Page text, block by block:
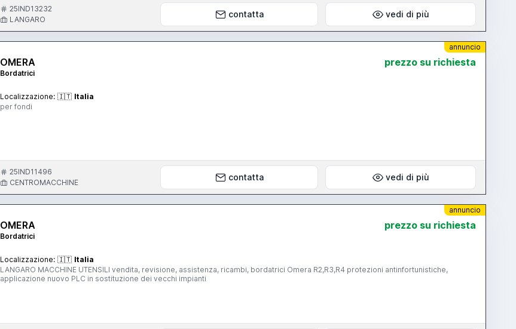
25IND13232
LANGARO
contatta vedi di più
annuncio
OMERA
Bordatrici
prezzo su richiesta
Localizzazione: 🇮🇹 Italia
per fondi
25IND11496
CENTROMACCHINE
contatta vedi di più
annuncio
OMERA
Bordatrici
prezzo su richiesta
Localizzazione: 🇮🇹 Italia
LANGARO MACCHINE UTENSILI vendita, revisione, assistenza, ricambi, bordatrici Omera R2,R3,R4 protezioni antinfortunistiche,
applicazione nuovo PLC in sostituzione dei vecchi impianti